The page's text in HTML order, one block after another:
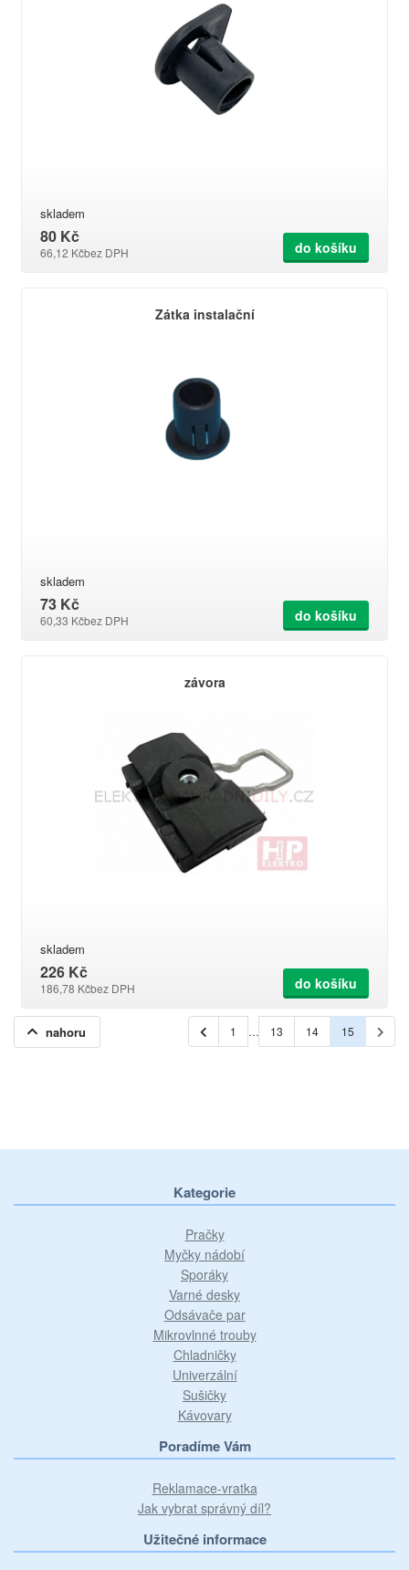
skladem
80 Kč
66,12 Kčbez DPH do košíku
Zátka instalační
skladem
73 Kč
60,33 Kčbez DPH do košíku
závora
skladem
226 Kč
186,78 Kčbez DPH do košíku
nahoru 1 … 13 14 15
Kategorie
Pračky
Myčky nádobí
Sporáky
Varné desky
Odsávače par
Mikrovlnné trouby
Chladničky
Univerzální
Sušičky
Kávovary
Poradíme Vám
Reklamace-vratka
Jak vybrat správný díl?
Užitečné informace